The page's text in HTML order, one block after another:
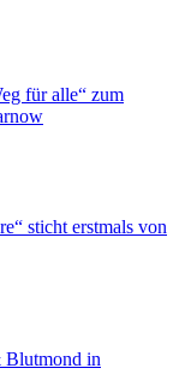
für alle“ zum
sticht erstmals von
Blutmond in